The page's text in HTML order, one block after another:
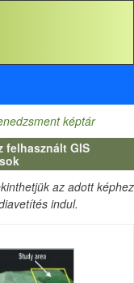
képtár
felhasznált GIS
az adott képhez
indul.